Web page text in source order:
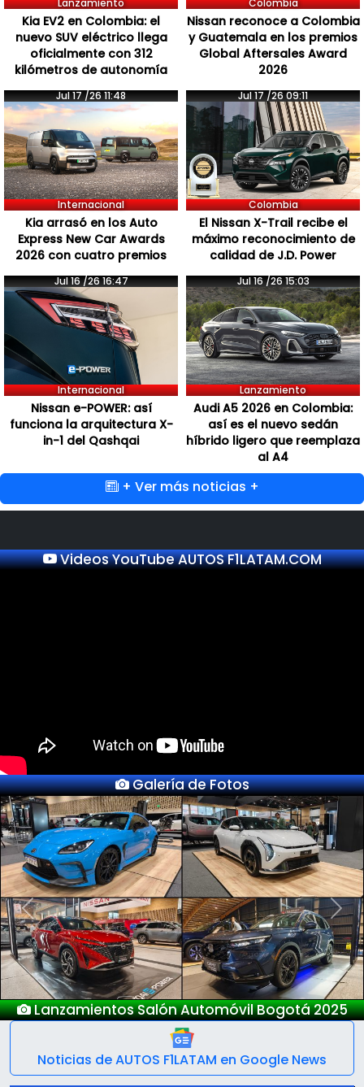
Kia EV2 en Colombia: el
nuevo SUV eléctrico llega
oficialmente con 312
kilómetros de autonomía
Nissan reconoce a Colombia
y Guatemala en los premios
Global Aftersales Award
2026
Jul 17 /26 11:48
Internacional
Kia arrasó en los Auto
Express New Car Awards
2026 con cuatro premios
Jul 17 /26 09:11
Colombia
El Nissan X-Trail recibe el
máximo reconocimiento de
calidad de J.D. Power
Jul 16 /26 16:47
Internacional
Nissan e-POWER: así
funciona la arquitectura X-
in-1 del Qashqai
Jul 16 /26 15:03
Lanzamiento
Audi A5 2026 en Colombia:
así es el nuevo sedán
híbrido ligero que reemplaza
al A4
+ Ver más noticias +
Videos YouTube AUTOS F1LATAM.COM
Galería de Fotos
2025 Nuevo Deepal S05
Previous Next
Noticias de AUTOS F1LATAM en Google News